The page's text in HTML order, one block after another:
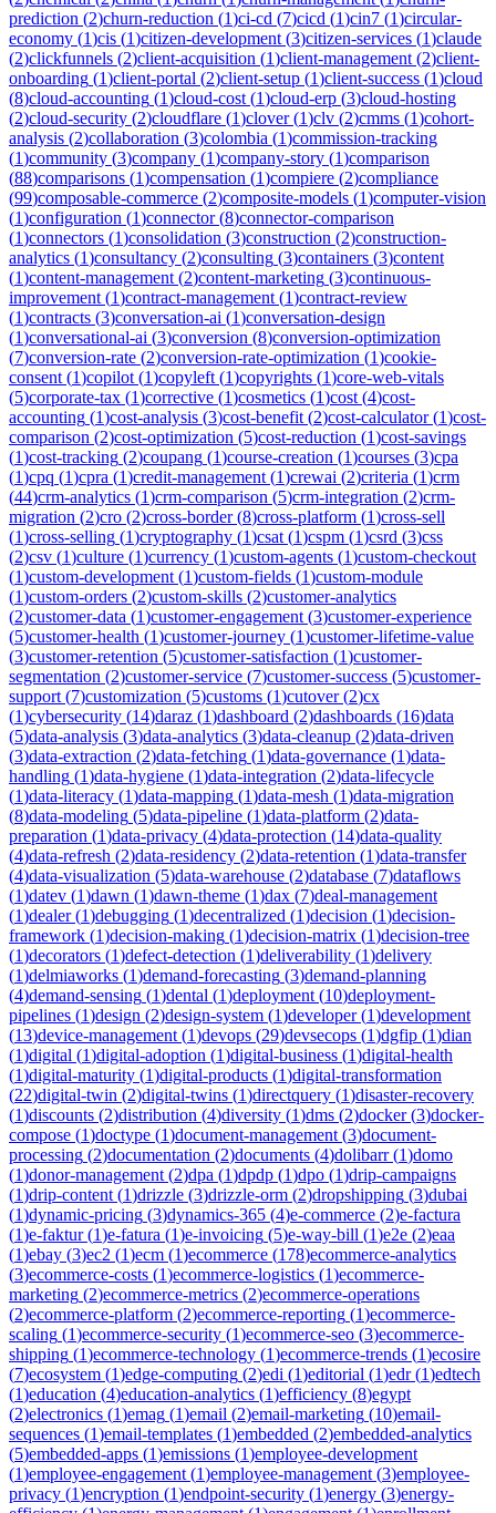
prediction (2)churn-reduction (1)ci-cd (7)cicd (1)cin7 (1)circular-
economy (1)cis (1)citizen-development (3)citizen-services (1)claude
(2)clickfunnels (2)client-acquisition (1)client-management (2)client-
onboarding (1)client-portal (2)client-setup (1)client-success (1)cloud
(8)cloud-accounting (1)cloud-cost (1)cloud-erp (3)cloud-hosting
(2)cloud-security (2)cloudflare (1)clover(1)clv (2)cmms (1)cohort-
analysis (2)collaboration (3)colombia (1)commission-tracking
(1)community (3)company (1)company-story (1)comparison
(88)comparisons (1)compensation (1)compiere (2)compliance
(99)composable-commerce (2)composite-models (1)computer-vision
(1)configuration (1)connector(8)connector-comparison
(1)connectors (1)consolidation (3)construction (2)construction-
analytics (1)consultancy (2)consulting (3)containers (3)content
(1)content-management (2)content-marketing (3)continuous-
improvement (1)contract-management (1)contract-review
(1)contracts (3)conversation-ai (1)conversation-design
(1)conversational-ai (3)conversion (8)conversion-optimization
(7)conversion-rate (2)conversion-rate-optimization (1)cookie-
consent (1)copilot (1)copyleft (1)copyrights (1)core-web-vitals
(5)corporate-tax (1)corrective (1)cosmetics (1)cost (4)cost-
accounting (1)cost-analysis (3)cost-benefit (2)cost-calculator(1)cost-
comparison (2)cost-optimization (5)cost-reduction (1)cost-savings
(1)cost-tracking (2)coupang (1)course-creation (1)courses (3)cpa
(1)cpq (1)cpra (1)credit-management (1)crewai (2)criteria (1)crm
(44)crm-analytics (1)crm-comparison (5)crm-integration (2)crm-
migration (2)cro (2)cross-border(8)cross-platform (1)cross-sell
(1)cross-selling (1)cryptography (1)csat (1)cspm (1)csrd (3)css
(2)csv (1)culture (1)currency (1)custom-agents (1)custom-checkout
(1)custom-development (1)custom-fields (1)custom-module
(1)custom-orders (2)custom-skills (2)customer-analytics
(2)customer-data (1)customer-engagement (3)customer-experience
(5)customer-health (1)customer-journey (1)customer-lifetime-value
(3)customer-retention (5)customer-satisfaction (1)customer-
segmentation (2)customer-service (7)customer-success (5)customer-
support (7)customization (5)customs (1)cutover(2)cx
(1)cybersecurity (14)daraz (1)dashboard (2)dashboards (16)data
(5)data-analysis (3)data-analytics (3)data-cleanup (2)data-driven
(3)data-extraction (2)data-fetching (1)data-governance (1)data-
handling (1)data-hygiene (1)data-integration (2)data-lifecycle
(1)data-literacy (1)data-mapping (1)data-mesh (1)data-migration
(8)data-modeling (5)data-pipeline (1)data-platform (2)data-
preparation (1)data-privacy (4)data-protection (14)data-quality
(4)data-refresh (2)data-residency (2)data-retention (1)data-transfer
(4)data-visualization (5)data-warehouse (2)database (7)dataflows
(1)datev (1)dawn (1)dawn-theme (1)dax (7)deal-management
(1)dealer(1)debugging (1)decentralized (1)decision (1)decision-
framework (1)decision-making (1)decision-matrix (1)decision-tree
(1)decorators (1)defect-detection (1)deliverability (1)delivery
(1)delmiaworks (1)demand-forecasting (3)demand-planning
(4)demand-sensing (1)dental (1)deployment (10)deployment-
pipelines (1)design (2)design-system (1)developer(1)development
(13)device-management (1)devops (29)devsecops (1)dgfip (1)dian
(1)digital (1)digital-adoption (1)digital-business (1)digital-health
(1)digital-maturity (1)digital-products (1)digital-transformation
(22)digital-twin (2)digital-twins (1)directquery (1)disaster-recovery
(1)discounts (2)distribution (4)diversity (1)dms (2)docker(3)docker-
compose (1)doctype (1)document-management (3)document-
processing (2)documentation (2)documents (4)dolibarr(1)domo
(1)donor-management (2)dpa (1)dpdp (1)dpo (1)drip-campaigns
(1)drip-content (1)drizzle (3)drizzle-orm (2)dropshipping (3)dubai
(1)dynamic-pricing (3)dynamics-365 (4)e-commerce (2)e-factura
(1)e-faktur(1)e-fatura (1)e-invoicing (5)e-way-bill (1)e2e (2)eaa
(1)ebay (3)ec2 (1)ecm (1)ecommerce (178)ecommerce-analytics
(3)ecommerce-costs (1)ecommerce-logistics (1)ecommerce-
marketing (2)ecommerce-metrics (2)ecommerce-operations
(2)ecommerce-platform (2)ecommerce-reporting (1)ecommerce-
scaling (1)ecommerce-security (1)ecommerce-seo (3)ecommerce-
shipping (1)ecommerce-technology (1)ecommerce-trends (1)ecosire
(7)ecosystem (1)edge-computing (2)edi (1)editorial (1)edr(1)edtech
(1)education (4)education-analytics (1)efficiency (8)egypt
(2)electronics (1)emag (1)email (2)email-marketing (10)email-
sequences (1)email-templates (1)embedded (2)embedded-analytics
(5)embedded-apps (1)emissions (1)employee-development
(1)employee-engagement (1)employee-management (3)employee-
privacy (1)encryption (1)endpoint-security (1)energy (3)energy-